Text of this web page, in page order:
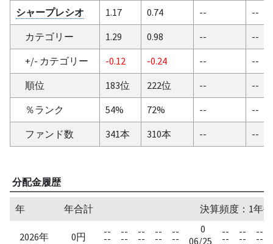
シャープレシオ
1.17 0.74 --
--
カテゴリー
1.29 0.98 --
--
+/- カテゴリー
-0.12 -0.24 --
--
順位
183位 222位 --
--
％ランク
54% 72% --
--
ファンド数
341本 310本 -- --
分配金履歴
年 年合計 決算頻度：1年
2026年 0円 --
--
--
--
--
--
--
--
--
--
0
06/25
--
--
--
--
--
--